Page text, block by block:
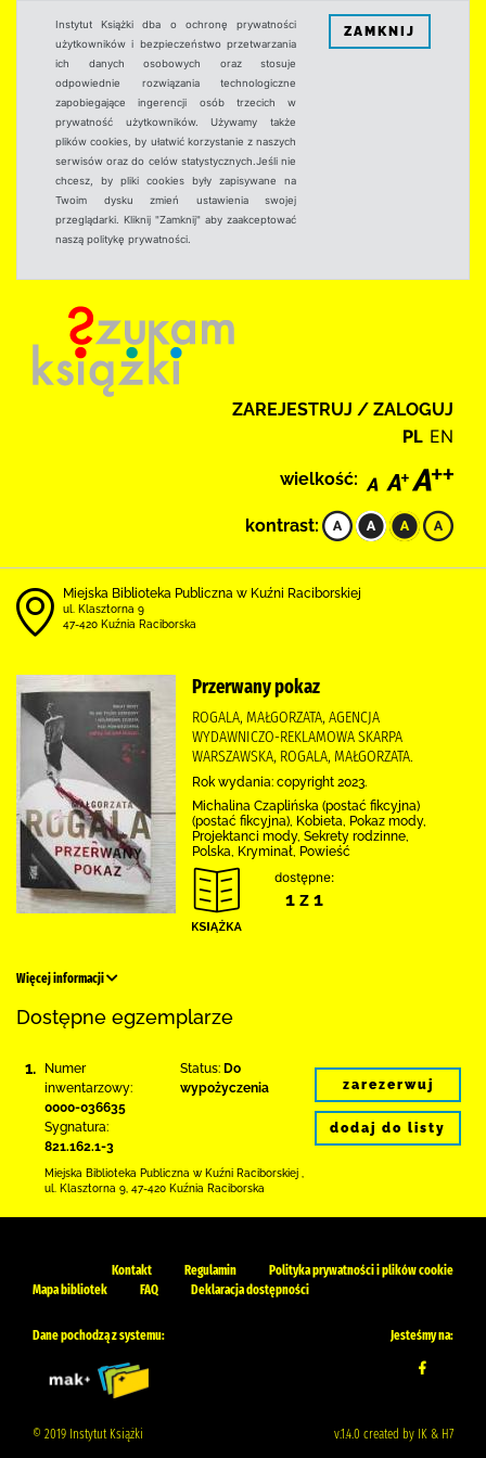
Instytut Książki dba o ochronę prywatności
użytkowników i bezpieczeństwo przetwarzania
ich danych osobowych oraz stosuje
odpowiednie rozwiązania technologiczne
zapobiegające ingerencji osób trzecich w
prywatność użytkowników. Używamy także
plików cookies, by ułatwić korzystanie z naszych
serwisów oraz do celów statystycznych.Jeśli nie
chcesz, by pliki cookies były zapisywane na
Twoim dysku zmień ustawienia swojej
przeglądarki. Kliknij "Zamknij" aby zaakceptować
naszą politykę prywatności.
ZAMKNIJ
ZAREJESTRUJ / ZALOGUJ
PL EN
wielkość:
kontrast:
Miejska Biblioteka Publiczna w Kuźni Raciborskiej
ul. Klasztorna 9
47-420 Kuźnia Raciborska
Przerwany pokaz
ROGALA, MAŁGORZATA, AGENCJA
WYDAWNICZO-REKLAMOWA SKARPA
WARSZAWSKA, ROGALA, MAŁGORZATA.
Rok wydania: copyright 2023.
Michalina Czaplińska (postać fikcyjna)
(postać fikcyjna), Kobieta, Pokaz mody,
Projektanci mody, Sekrety rodzinne,
Polska, Kryminał, Powieść
dostępne:
1 z 1
Więcej informacji
Dostępne egzemplarze
1.
Numer
inwentarzowy:
0000-036635
Sygnatura:
821.162.1-3
Status: Do
wypożyczenia
Miejska Biblioteka Publiczna w Kuźni Raciborskiej
ul. Klasztorna 9 47-420 Kuźnia Raciborska
zarezerwuj
dodaj do listy
Kontakt Regulamin
Polityka prywatności i plików cookie
Mapa bibliotek
FAQ Deklaracja dostępności
Dane pochodzą z systemu: Jesteśmy na:
© 2019 Instytut Książki v.1.4.0 created by IK & H7